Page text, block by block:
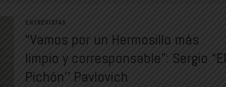
ENTREVISTAS
“Vamos por un Hermosillo más
limpio y corresponsable”: Sergio “El
Pichón’’ Pavlovich